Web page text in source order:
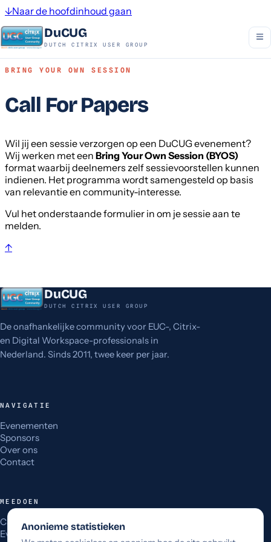
↓Naar de hoofdinhoud gaan
DuCUG
DUTCH CITRIX USER GROUP
BRING YOUR OWN SESSION
Call For Papers
Wil jij een sessie verzorgen op een DuCUG evenement?
Wij werken met een Bring Your Own Session (BYOS)
format waarbij deelnemers zelf sessievoorstellen kunnen
indienen. Het programma wordt samengesteld op basis
van relevantie en community-interesse.
Vul het onderstaande formulier in om je sessie aan te
melden.
↑
DuCUG
DUTCH CITRIX USER GROUP
De onafhankelijke community voor EUC-, Citrix-
en Digital Workspace-professionals in
Nederland. Sinds 2011, twee keer per jaar.
NAVIGATIE
Evenementen
Sponsors
Over ons
Contact
MEEDOEN
Call for Papers
Evaluatie
Anonieme statistieken